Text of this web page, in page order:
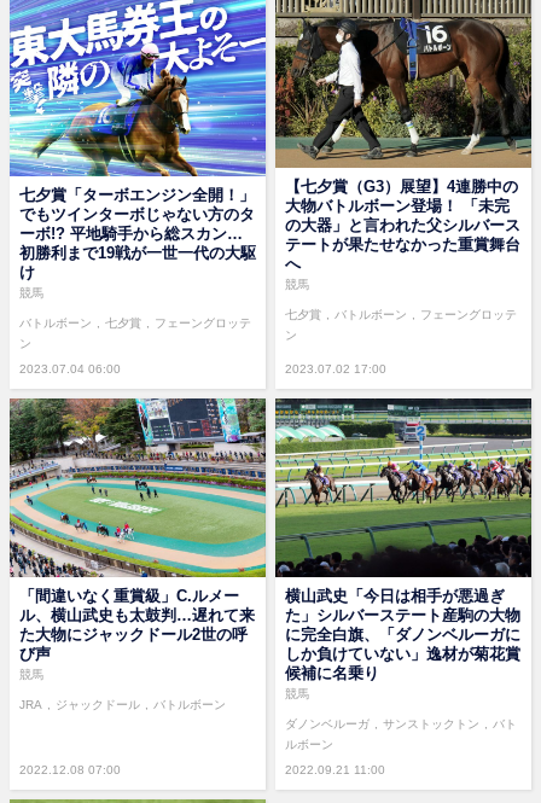
七夕賞「ターボエンジン全開！」
でもツインターボじゃない方のタ
ーボ!? 平地騎手から総スカン…
初勝利まで19戦が一世一代の大駆
け
2023.07.04 06:00
競馬
バトルボーン 七夕賞
フェーングロッテ
ン
【七夕賞（G3）展望】4連勝中の
大物バトルボーン登場！ 「未完
の大器」と言われた父シルバース
テートが果たせなかった重賞舞台
へ
2023.07.02 17:00
競馬
七夕賞 バトルボーン
フェーングロッテ
ン
「間違いなく重賞級」C.ルメー
ル、横山武史も太鼓判…遅れて来
た大物にジャックドール2世の呼
び声
2022.12.08 07:00
競馬
JRA ジャックドール バトルボーン
横山武史「今日は相手が悪過ぎ
た」シルバーステート産駒の大物
に完全白旗、「ダノンベルーガに
しか負けていない」逸材が菊花賞
候補に名乗り
2022.09.21 11:00
競馬
ダノンベルーガ サンストックトン
バト
ルボーン